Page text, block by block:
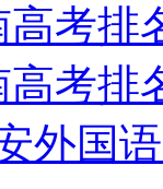
高考排
高考排
外国